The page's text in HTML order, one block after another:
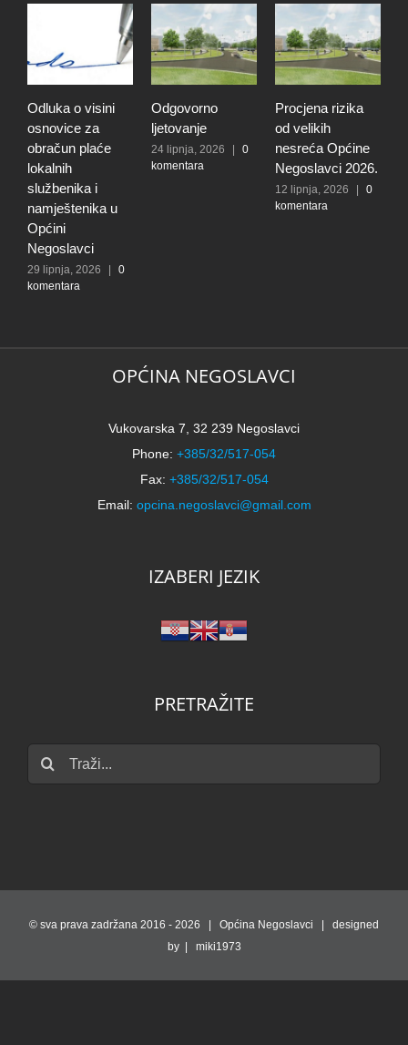
Odluka o visini
osnovice za
obračun plaće
lokalnih
službenika i
namještenika u
Općini
Negoslavci
29 lipnja, 2026
0
komentara
Odgovorno
ljetovanje
24 lipnja, 2026
0
komentara
Procjena rizika
od velikih
nesreća Općine
Negoslavci 2026.
12 lipnja, 2026
0
komentara
OPĆINA NEGOSLAVCI
Vukovarska 7, 32 239 Negoslavci
Phone: +385/32/517-054
Fax: +385/32/517-054
Email: opcina.negoslavci@gmail.com
IZABERI JEZIK
PRETRAŽITE
Traži...
© sva prava zadržana 2016 - 2026 | Općina Negoslavci | designed
by | miki1973